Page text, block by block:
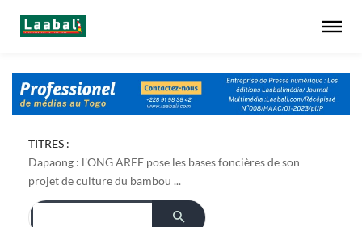
TITRES :
Dapaong : l'ONG AREF pose les bases foncières de son
projet de culture du bambou ...